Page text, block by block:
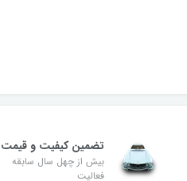
تضمین کیفیت و قیمت
بیش از چهل سال سابقه
فعالیت